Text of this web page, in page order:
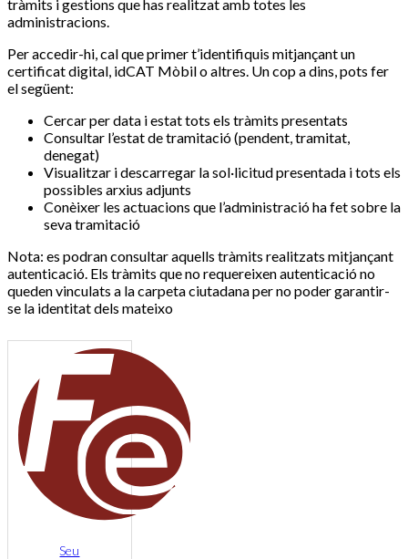
tràmits i gestions que has realitzat amb totes les
administracions.
Per accedir-hi, cal que primer t’identifiquis mitjançant un
certificat digital, idCAT Mòbil o altres. Un cop a dins, pots fer
el següent:
Cercar per data i estat tots els tràmits presentats
Consultar l’estat de tramitació (pendent, tramitat,
denegat)
Visualitzar i descarregar la sol·licitud presentada i tots els
possibles arxius adjunts
Conèixer les actuacions que l’administració ha fet sobre la
seva tramitació
Nota: es podran consultar aquells tràmits realitzats mitjançant
autenticació. Els tràmits que no requereixen autenticació no
queden vinculats a la carpeta ciutadana per no poder garantir-
se la identitat dels mateixo
Seu